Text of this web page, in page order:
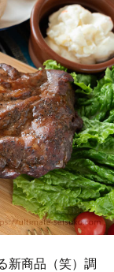
新商品（笑）調